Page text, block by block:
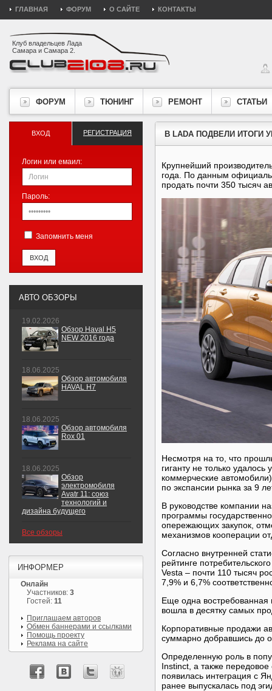
ГЛАВНАЯ ФОРУМ О САЙТЕ КОНТАКТЫ
Клуб владельцев Лада
Самара и Самара 2.
ФОРУМ ТЮНИНГ РЕМОНТ СТАТЬИ
В LADA ПОДВЕЛИ ИТОГИ
Крупнейший
года. По данным
продать почти 350 тысяч
Несмотря на то, что
гиганту не только
коммерческие
по экспансии рынка за 9
В руководстве компании
программы
опережающих закупок,
механизмов кооперации
Согласно внутренней
рейтинге
Vesta – почти 110 тысяч
7,9% и 6,7%
Еще одна востребованная
вошла в десятку самых
Корпоративные продажи
суммарно добравшись до
Определенную роль в
Instinct, а также
появилась интеграция с
ранее выпускалась под
ВХОД РЕГИСТРАЦИЯ
Логин или емаил:
Пароль:
Запомнить меня
АВТО ОБЗОРЫ
19.02.2026
Обзор Haval H5
NEW 2016 года
18.06.2025
Обзор автомобиля
HAVAL H7
18.06.2025
Обзор автомобиля
Rox 01
18.06.2025
Обзор
электромобиля
Avatr 11: союз
технологий и
дизайна будущего
Все обзоры
ИНФОРМЕР
Онлайн
Участников: 3
Гостей: 11
Приглашаем авторов
Обмен баннерами и ссылками
Помощь проекту
Реклама на сайте